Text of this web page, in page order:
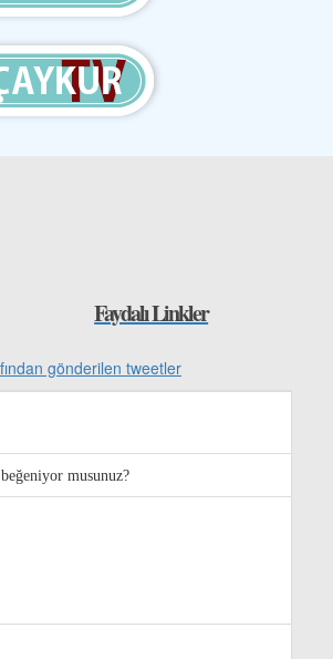
Faydalı Linkler
gönderilen tweetler
musunuz?